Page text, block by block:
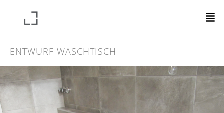
ENTWURF WASCHTISCH